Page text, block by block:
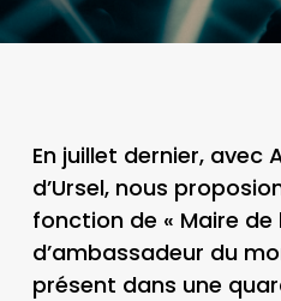
En juillet dernier, avec
d’Ursel, nous
fonction de « Maire de
d’ambassadeur du
présent dans une